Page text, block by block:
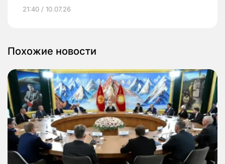
21:40 / 10.07.26
Похожие новости